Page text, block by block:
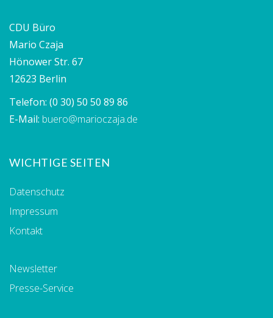
CDU Büro
Mario Czaja
Hönower Str. 67
12623 Berlin
Telefon: (0 30) 50 50 89 86
E-Mail: buero@marioczaja.de
WICHTIGE SEITEN
Datenschutz
Impressum
Kontakt
Newsletter
Presse-Service